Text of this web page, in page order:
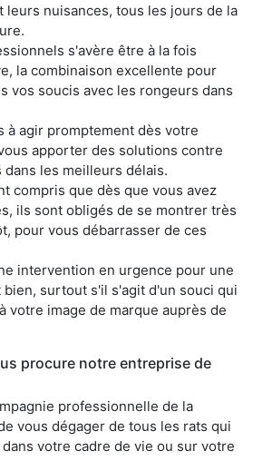
nuisances, tous les jours de la
s'avère être à la fois
la combinaison excellente pour
vos soucis avec les rongeurs dans
à agir promptement dès votre
apporter des solutions contre
les meilleurs délais.
compris que dès que vous avez
ils sont obligés de se montrer très
pour vous débarrasser de ces
intervention en urgence pour une
surtout s'il s'agit d'un souci qui
votre image de marque auprès de
procure notre entreprise de
professionnelle de la
vous dégager de tous les rats qui
votre cadre de vie ou sur votre